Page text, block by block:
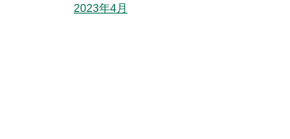
2023年4月